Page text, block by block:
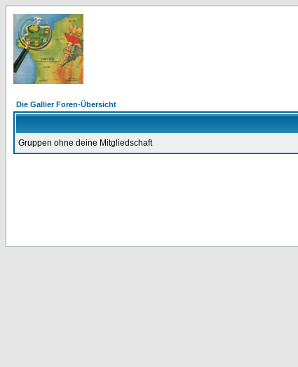
Die Gallier Foren-Übersicht
Gruppen ohne deine Mitgliedschaft